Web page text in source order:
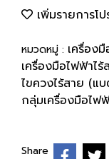
เพิ่มรายการโ
หมวดหมู่ : เครื่อง
เครื่องมือไฟฟ้าไ
ไขควงไร้สาย (แ
กลุ่มเครื่องมือไฟ
Share